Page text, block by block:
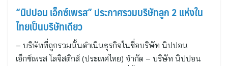
“นิปปอน เอ็กซ์เพรส” ประกาศรวมบริษัทลูก 2 แห่งใน
ไทยเป็นบริษัทเดียว
– บริษัทที่ถูกรวมนั้นดำเนินธุรกิจในชื่อบริษัท นิปปอน
เอ็กซ์เพรส โลจิสติกส์ (ประเทศไทย) จำกัด – บริษัท นิปปอน